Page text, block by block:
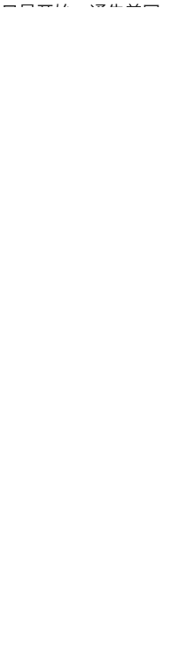
是开始，通告美国